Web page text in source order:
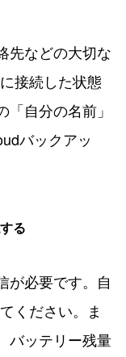
先などの大切な
接続した状態
自分の名前」
バックアッ
る
が必要です。自
ください。ま
バッテリー残量